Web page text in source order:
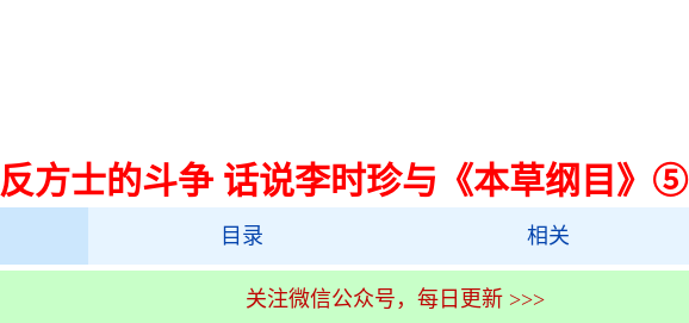
反方士的斗争 话说李时珍与《本草纲目》⑤
目录 相关
关注微信公众号，每日更新 >>>